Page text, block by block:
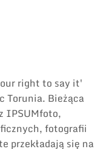
right to say it'
Torunia. Bieżąca
IPSUMfoto,
fotografii
przekładają się na